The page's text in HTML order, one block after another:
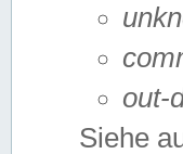
out-
Siehe